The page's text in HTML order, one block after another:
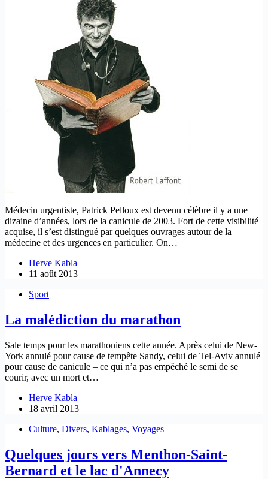
Médecin urgentiste, Patrick Pelloux est devenu célèbre il y a une
dizaine d’années, lors de la canicule de 2003. Fort de cette visibilité
acquise, il s’est distingué par quelques ouvrages autour de la
médecine et des urgences en particulier. On…
Herve Kabla
11 août 2013
Sport
La malédiction du marathon
Sale temps pour les marathoniens cette année. Après celui de New-
York annulé pour cause de tempête Sandy, celui de Tel-Aviv annulé
pour cause de canicule – ce qui n’a pas empêché le semi de se
courir, avec un mort et…
Herve Kabla
18 avril 2013
Culture, Divers, Kablages, Voyages
Quelques jours vers Menthon-Saint-
Bernard et le lac d'Annecy